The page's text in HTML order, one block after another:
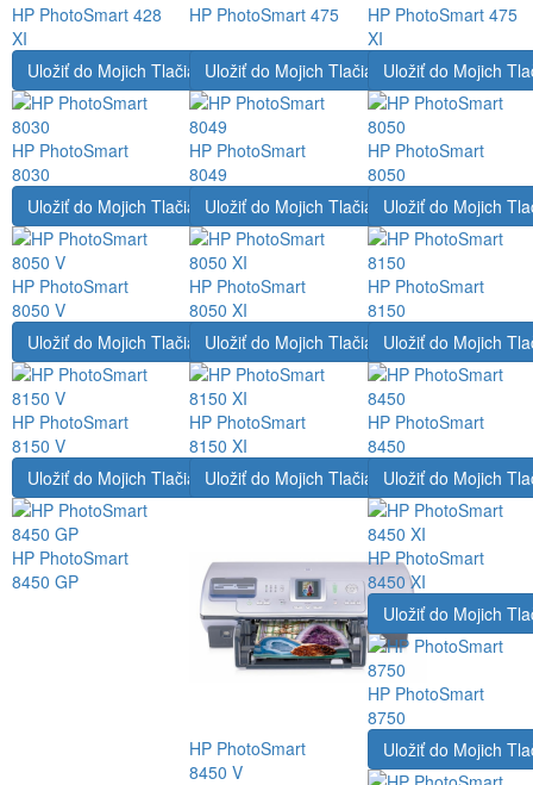
HP PhotoSmart 428
XI
HP PhotoSmart 475
HP PhotoSmart 475
XI
Uložiť do Mojich Tlačiarní
HP PhotoSmart
8030
Uložiť do Mojich Tlačiarní
HP PhotoSmart
8049
Uložiť do Mojich
HP PhotoSmart
8050
Uložiť do Mojich Tlačiarní
HP PhotoSmart
8050 V
Uložiť do Mojich Tlačiarní
HP PhotoSmart
8050 XI
Uložiť do Mojich
HP PhotoSmart
8150
Uložiť do Mojich Tlačiarní
HP PhotoSmart
8150 V
Uložiť do Mojich Tlačiarní
HP PhotoSmart
8150 XI
Uložiť do Mojich
HP PhotoSmart
8450
Uložiť do Mojich Tlačiarní
HP PhotoSmart
8450 GP
Uložiť do Mojich Tlačiarní
HP PhotoSmart
8450 V
Uložiť do Mojich
HP PhotoSmart
8450 XI
Uložiť do Mojich
HP PhotoSmart
8750
Uložiť do Mojich